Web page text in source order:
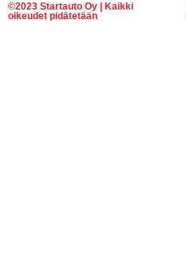
©2023 Startauto Oy | Kaikki
oikeudet pidätetään